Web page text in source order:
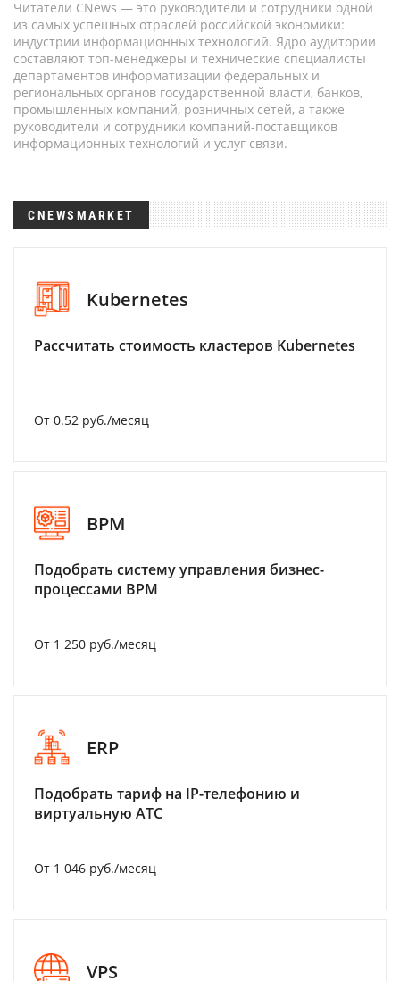
Читатели CNews — это руководители и сотрудники одной
из самых успешных отраслей российской экономики:
индустрии информационных технологий. Ядро аудитории
составляют топ-менеджеры и технические специалисты
департаментов информатизации федеральных и
региональных органов государственной власти, банков,
промышленных компаний, розничных сетей, а также
руководители и сотрудники компаний-поставщиков
информационных технологий и услуг связи.
CNEWSMARKET
Kubernetes
Рассчитать стоимость кластеров Kubernetes
От 0.52 руб./месяц
BPM
Подобрать систему управления бизнес-
процессами BPM
От 1 250 руб./месяц
ERP
Подобрать тариф на IP-телефонию и
виртуальную АТС
От 1 046 руб./месяц
VPS